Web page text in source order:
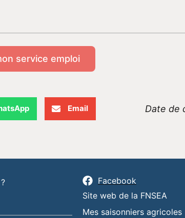
service emploi
Email Date de
Facebook
Site web de la FNSEA
Mes saisonniers agricoles